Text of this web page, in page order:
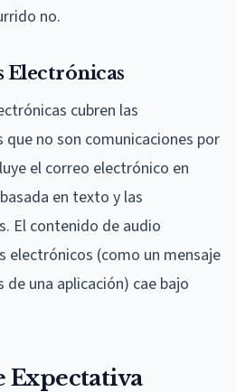
no.
Electrónicas
cubren las
no son comunicaciones por
el correo electrónico en
en texto y las
El contenido de audio
(como un mensaje
una aplicación) cae bajo
Expectativa